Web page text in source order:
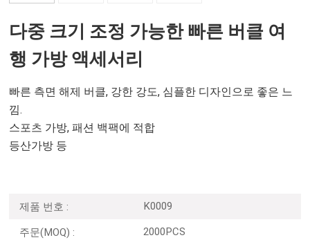
다중 크기 조정 가능한 빠른 버클 여
행 가방 액세서리
빠른 측면 해제 버클, 강한 강도, 심플한 디자인으로 좋은 느
낌.
스포츠 가방, 패션 백팩에 적합
등산가방 등
제품 번호 : K0009
주문(MOQ) : 2000PCS